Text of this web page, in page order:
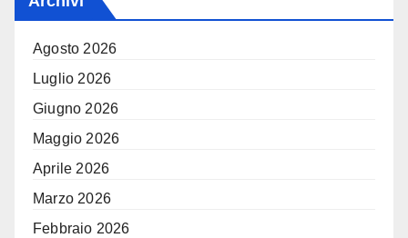
Agosto 2026
Luglio 2026
Giugno 2026
Maggio 2026
Aprile 2026
Marzo 2026
Febbraio 2026